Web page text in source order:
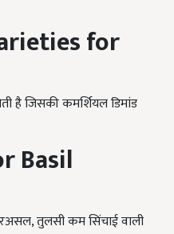
for
है जिसकी कमर्शियल डिमांड
Basil
तुलसी कम सिंचाई वाली